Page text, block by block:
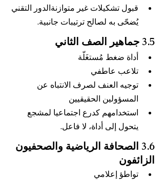
قبول تشكيلات غير متوازنةالدور التقني
يُضحّى به لصالح ترتيبات جانبية.
3.5 جماهير الصف الثاني
أداة ضغط مُستغَلّة
تلاعب عاطفي
توجيه العنف لصرف الانتباه عن
المسؤولين الحقيقيين
استخدامهم كدرع اجتماعيا لمشجع
يتحول إلى أداة، لا فاعل.
3.6 الصحافة الرياضية والصحفيون
الزائفون
تواطؤ إعلامي